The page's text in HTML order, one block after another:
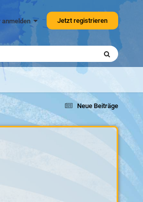
anmelden Jetzt registrieren
Neue Beiträge